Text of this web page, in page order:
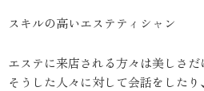
スキルの高いエステティシャン
エステに来店される方々は美しさ
そうした人々に対して会話をした